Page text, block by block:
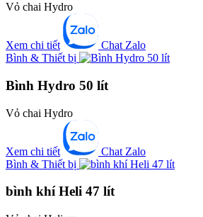
Vỏ chai Hydro
Xem chi tiết
Chat Zalo
Bình & Thiết bị
Bình Hydro 50 lít
Vỏ chai Hydro
Xem chi tiết
Chat Zalo
Bình & Thiết bị
bình khí Heli 47 lít